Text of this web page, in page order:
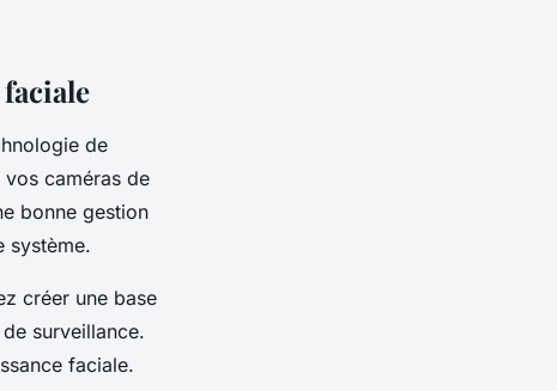
de
caméras de
bonne gestion
système.
créer une base
surveillance.
faciale.